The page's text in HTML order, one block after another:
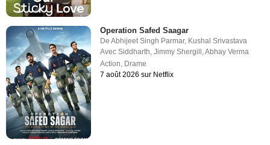
Operation Safed Saagar
DeAbhijeet Singh Parmar, Kushal Srivastava
AvecSiddharth ,Jimmy Shergill ,Abhay Verma
Action Drame
7 août 2026 sur Netflix